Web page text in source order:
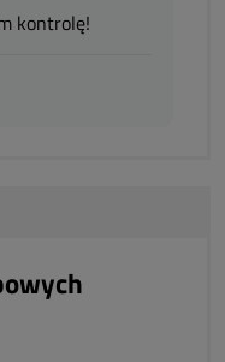
kontrolę!